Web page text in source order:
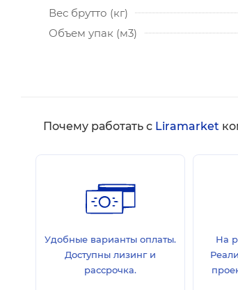
Вес брутто (кг)
Объем упак (м3)
Почему работать с Liramarket
Удобные варианты оплаты.
Доступны лизинг и
рассрочка.
На